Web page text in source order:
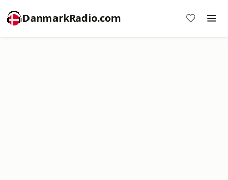
DanmarkRadio.com